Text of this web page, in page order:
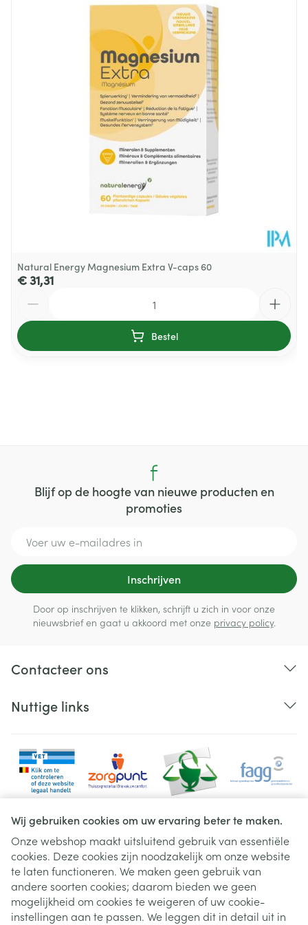
Wij gebruiken cookies om uw ervaring beter te maken.
Onze webshop maakt uitsluitend gebruik van essentiële
cookies. Deze cookies zijn noodzakelijk om onze website
te laten functioneren. We maken geen gebruik van
andere soorten cookies; daarom bieden we geen
mogelijkheid om cookies te weigeren of uw cookie-
instellingen aan te passen. We leggen dit in detail uit in
80 mm
30
Kamertemperatuur (15°C - 25°C)
Natural Energy Magnesium Extra V-caps 60
€ 31,31
Bestel
Blijf op de hoogte van nieuwe producten en
promoties
Inschrijven
Door op inschrijven te klikken, schrijft u zich in voor onze
nieuwsbrief en gaat u akkoord met onze privacy policy.
Contacteer ons
Nuttige links
Juridische links